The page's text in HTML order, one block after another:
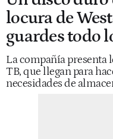
locura de
guardes todo
La compañía presenta
TB, que llegan para
necesidades de